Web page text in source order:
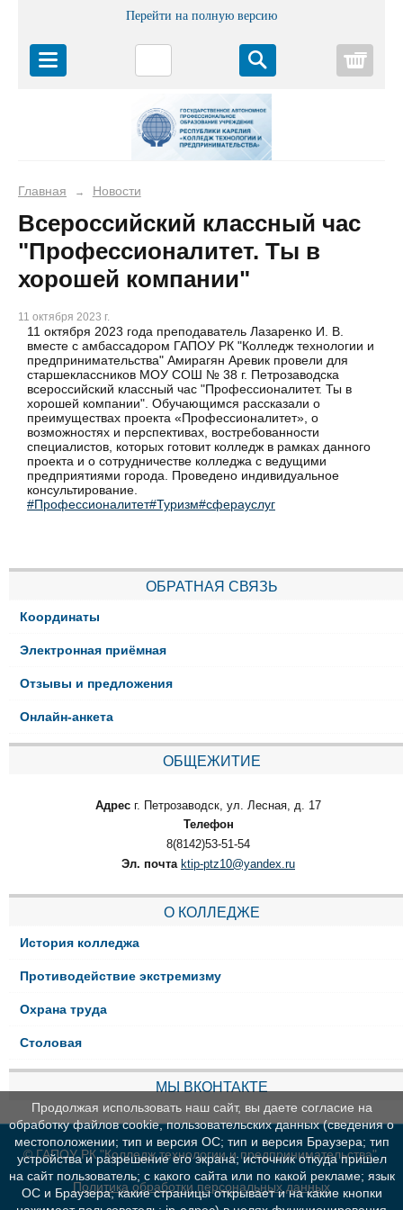
Перейти на полную версию
Главная → Новости
Всероссийский классный час
"Профессионалитет. Ты в
хорошей компании"
11 октября 2023 г.
11 октября 2023 года преподаватель Лазаренко И. В.
вместе с амбассадором ГАПОУ РК "Колледж технологии и
предпринимательства" Амирагян Аревик провели для
старшеклассников МОУ СОШ № 38 г. Петрозаводска
всероссийский классный час "Профессионалитет. Ты в
хорошей компании". Обучающимся рассказали о
преимуществах проекта «Профессионалитет», о
возможностях и перспективах, востребованности
специалистов, которых готовит колледж в рамках данного
проекта и о сотрудничестве колледжа с ведущими
предприятиями города. Проведено индивидуальное
консультирование.
#Профессионалитет#Туризм#сферауслуг
ОБРАТНАЯ СВЯЗЬ
Координаты
Электронная приёмная
Отзывы и предложения
Онлайн-анкета
ОБЩЕЖИТИЕ
Адрес г. Петрозаводск, ул. Лесная, д. 17
Телефон
8(8142)53-51-54
Эл. почта ktip-ptz10@yandex.ru
О КОЛЛЕДЖЕ
История колледжа
Противодействие экстремизму
Охрана труда
Столовая
МЫ ВКОНТАКТЕ
© ГАПОУ РК "Колледж технологии и предпринимательства"
Политика обработки персональных данных
Продолжая использовать наш сайт, вы даете согласие на
обработку файлов cookie, пользовательских данных (сведения о
местоположении; тип и версия ОС; тип и версия Браузера; тип
устройства и разрешение его экрана; источник откуда пришел
на сайт пользователь; с какого сайта или по какой рекламе; язык
ОС и Браузера; какие страницы открывает и на какие кнопки